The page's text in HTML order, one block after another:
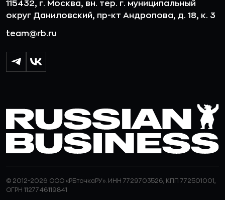
115432, г. Москва, вн. тер. г. муниципальный
округ Даниловский, пр-кт Андропова, д. 18, к. 3
team@rb.ru
© 2012-2026 ООО «РБточкаРУ». ИНН 7729703526, КПП 772501001,
ОГРН 1127746119841